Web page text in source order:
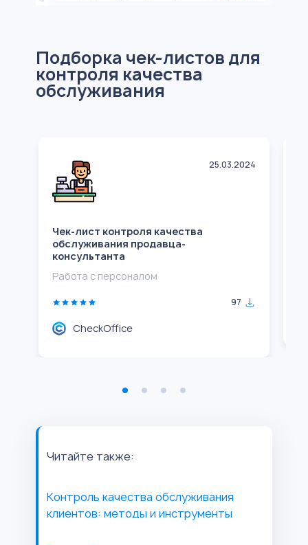
Подборка чек-листов для
контроля качества
обслуживания
25.03.2024
Чек-лист контроля качества
обслуживания продавца-
консультанта
Работа с персоналом
97
CheckOffice
Читайте также:
Контроль качества обслуживания
клиентов: методы и инструменты